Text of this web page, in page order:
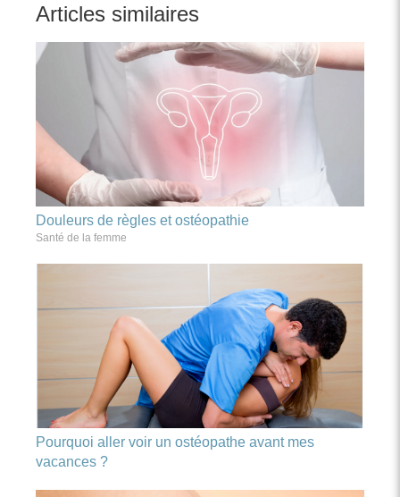
Articles similaires
Douleurs de règles et ostéopathie
Santé de la femme
Pourquoi aller voir un ostéopathe avant mes
vacances ?